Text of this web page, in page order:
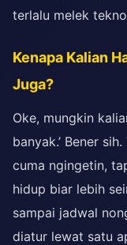
terlalu melek
Kenapa Kalian
Juga?
Oke, mungkin
banyak.’ Bener sih.
cuma ngingetin,
hidup biar lebih
sampai jadwal
diatur lewat satu